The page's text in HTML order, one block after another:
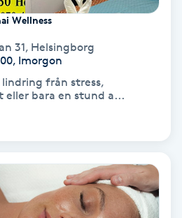
Wellness
31, Helsingborg
Imorgon
från stress,
bara en stund a...